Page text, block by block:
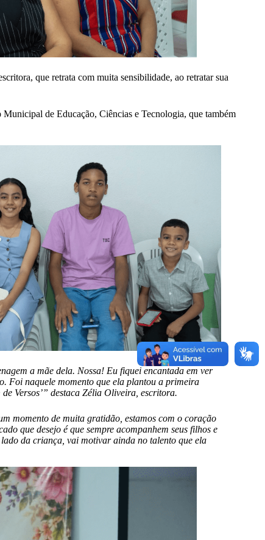
que retrata com muita sensibilidade, ao retratar sua
de Educação, Ciências e Tecnologia, que também
a mãe dela. Nossa! Eu fiquei encantada em ver
Foi naquele momento que ela plantou a primeira
Versos’” destaca Zélia Oliveira, escritora.
momento de muita gratidão, estamos com o coração
que desejo é que sempre acompanhem seus filhos e
da criança, vai motivar ainda no talento que ela